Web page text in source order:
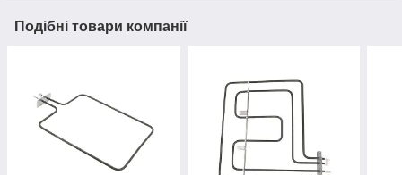
Подібні товари компанії